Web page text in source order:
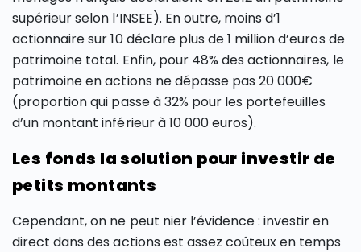
supérieur selon l’INSEE). En outre, moins d’1
actionnaire sur 10 déclare plus de 1 million d’euros de
patrimoine total. Enfin, pour 48% des actionnaires, le
patrimoine en actions ne dépasse pas 20 000€
(proportion qui passe à 32% pour les portefeuilles
d’un montant inférieur à 10 000 euros).
Les fonds la solution pour investir de
petits montants
Cependant, on ne peut nier l’évidence : investir en
direct dans des actions est assez coûteux en temps